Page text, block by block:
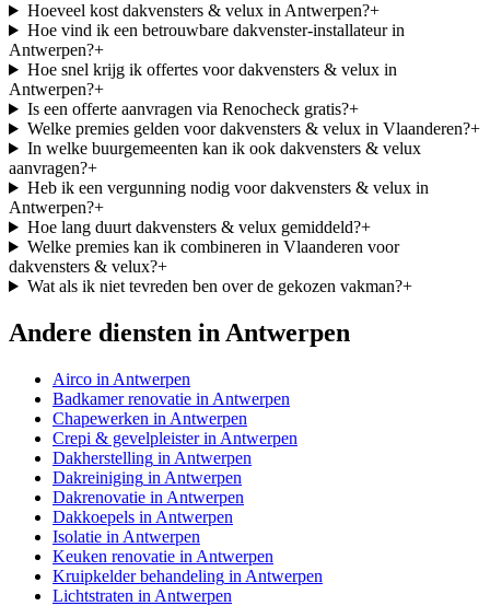
Hoeveel kost dakvensters & velux in Antwerpen?+
Hoe vind ik een betrouwbare dakvenster-installateur in
Antwerpen?+
Hoe snel krijg ik offertes voor dakvensters & velux in
Antwerpen?+
Is een offerte aanvragen via Renocheck gratis?+
Welke premies gelden voor dakvensters & velux in Vlaanderen?+
In welke buurgemeenten kan ik ook dakvensters & velux
aanvragen?+
Heb ik een vergunning nodig voor dakvensters & velux in
Antwerpen?+
Hoe lang duurt dakvensters & velux gemiddeld?+
Welke premies kan ik combineren in Vlaanderen voor
dakvensters & velux?+
Wat als ik niet tevreden ben over de gekozen vakman?+
Andere diensten in Antwerpen
Airco in Antwerpen
Badkamer renovatie in Antwerpen
Chapewerken in Antwerpen
Crepi & gevelpleisterin Antwerpen
Dakherstelling in Antwerpen
Dakreiniging in Antwerpen
Dakrenovatie in Antwerpen
Dakkoepels in Antwerpen
Isolatie in Antwerpen
Keuken renovatie in Antwerpen
Kruipkelder behandeling in Antwerpen
Lichtstraten in Antwerpen